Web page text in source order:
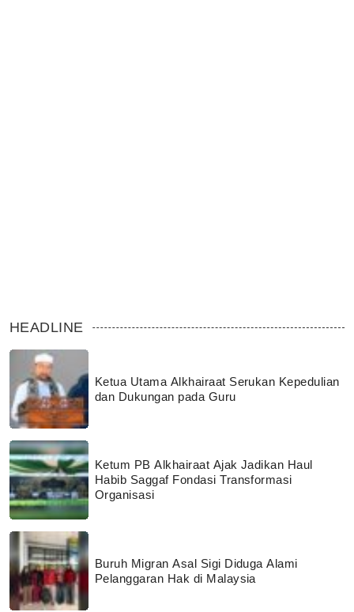
HEADLINE
Ketua Utama Alkhairaat Serukan Kepedulian
dan Dukungan pada Guru
Ketum PB Alkhairaat Ajak Jadikan Haul
Habib Saggaf Fondasi Transformasi
Organisasi
Buruh Migran Asal Sigi Diduga Alami
Pelanggaran Hak di Malaysia